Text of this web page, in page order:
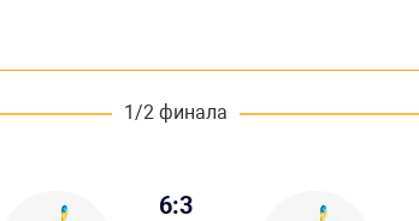
1/2 финала
6:3